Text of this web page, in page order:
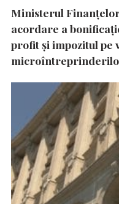
Ministerul
acordare a
profit și impozitul pe